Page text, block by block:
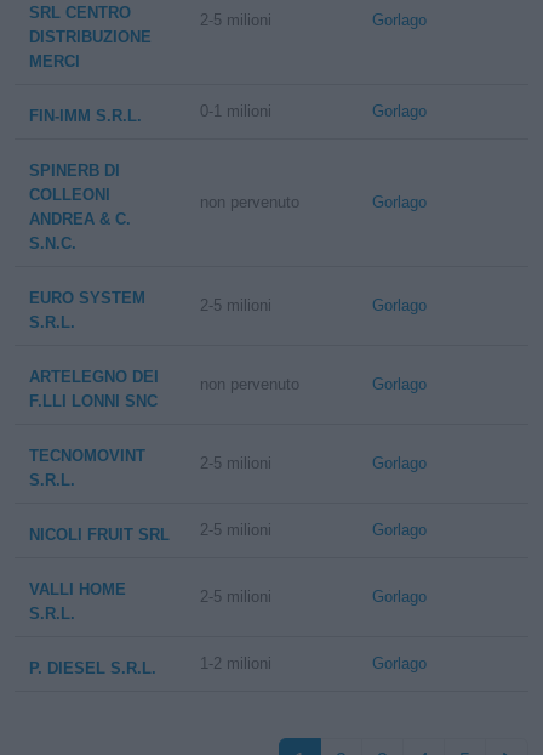
SRL CENTRO
DISTRIBUZIONE
MERCI
2-5 milioni Gorlago
FIN-IMM S.R.L. 0-1 milioni Gorlago
SPINERB DI
COLLEONI
ANDREA & C.
S.N.C.
non pervenuto Gorlago
EURO SYSTEM
S.R.L.
2-5 milioni Gorlago
ARTELEGNO DEI
F.LLI LONNI SNC
non pervenuto Gorlago
TECNOMOVINT
S.R.L.
2-5 milioni Gorlago
NICOLI FRUIT SRL 2-5 milioni Gorlago
VALLI HOME
S.R.L.
2-5 milioni Gorlago
P. DIESEL S.R.L. 1-2 milioni Gorlago